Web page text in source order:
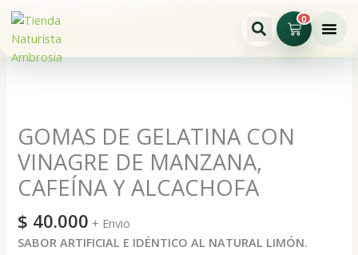
contenido
0
Cart
GOMAS DE GELATINA CON
VINAGRE DE MANZANA,
CAFEÍNA Y ALCACHOFA
$ 40.000 + Envio
SABOR ARTIFICIAL E IDÉNTICO AL NATURAL LIMÓN.
CON
VINAGRE
DE
MANZANA,
CAFEÍNA
Y
ALCACHOFA